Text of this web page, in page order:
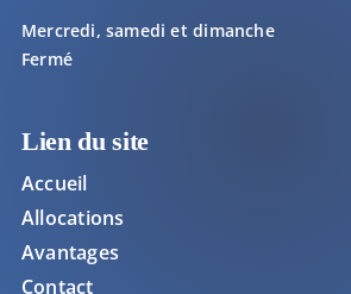
Mercredi, samedi et dimanche
Fermé
Lien du site
Accueil
Allocations
Avantages
Contact